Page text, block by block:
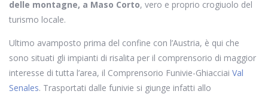
delle montagne, a Maso Corto, vero e proprio crogiuolo del
turismo locale.
Ultimo avamposto prima del confine con l’Austria, è qui che
sono situati gli impianti di risalita per il comprensorio di maggior
interesse di tutta l’area, il Comprensorio Funivie-Ghiacciai Val
Senales. Trasportati dalle funivie si giunge infatti allo